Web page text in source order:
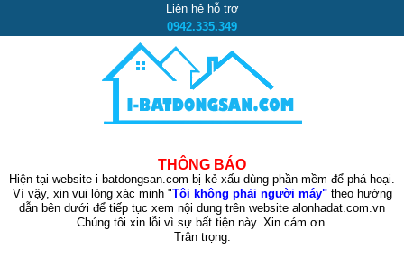
Liên hệ hỗ trợ
0942.335.349
THÔNG BÁO
Hiện tại website i-batdongsan.com bị kẻ xấu dùng phần mềm để phá hoại.
Vì vậy, xin vui lòng xác minh "Tôi không phải người máy"theo hướng
dẫn bên dưới để tiếp tục xem nội dung trên website alonhadat.com.vn
Chúng tôi xin lỗi vì sự bất tiện này. Xin cám ơn.
Trân trọng.